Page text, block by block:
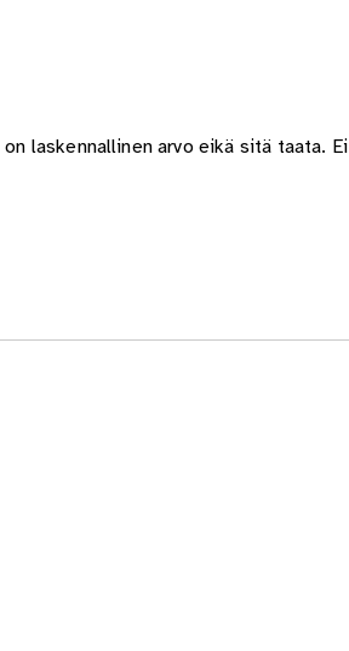
laskennallinen arvo eikä sitä taata. Ei